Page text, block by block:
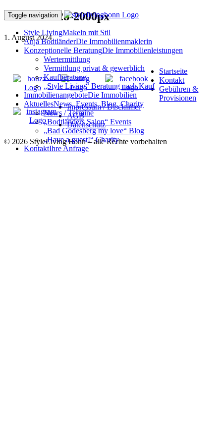
Toggle navigation
Style LivingMakeln mit Stil
Anja BodtländerDie Immobilienmaklerin
Konzeptionelle BeratungDie Immobilienleistungen
Wertermittlung
Vermittlung privat & gewerblich
Kaufberatung
„Style Living“ Beratung nach Kauf
ImmobilienangeboteDie Immobilien
AktuellesNews, Events, Blog, Charity
News / Termine
„Bodtländers Salon“ Events
„Bad Godesberg my love“ Blog
„Have a guest!“ Charity
KontaktIhre Anfrage
240715ff-428-2000px
1. August 2024
Startseite
Kontakt
Gebühren &
Provisionen
Impressum / Disclaimer
AGB
Datenschutz
© 2026 StyleLiving Bonn – alle Rechte vorbehalten